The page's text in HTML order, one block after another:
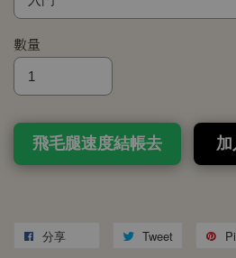
數量
飛毛腿速度結帳去
分享 Tweet